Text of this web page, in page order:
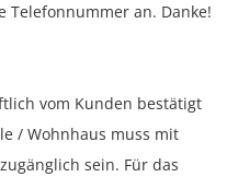
Telefonnummer an. Danke!
vom Kunden bestätigt
/ Wohnhaus muss mit
sein. Für das